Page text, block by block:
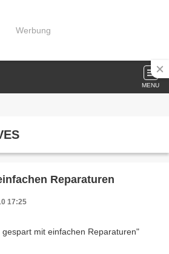
Werbung
MENU
Reparaturen
17:25